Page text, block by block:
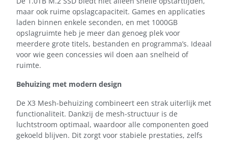
maar ook ruime opslagcapaciteit. Games en applicaties
laden binnen enkele seconden, en met 1000GB
opslagruimte heb je meer dan genoeg plek voor
meerdere grote titels, bestanden en programma’s. Ideaal
voor wie geen concessies wil doen aan snelheid of
ruimte.
Behuizing met modern design
De X3 Mesh-behuizing combineert een strak uiterlijk met
functionaliteit. Dankzij de mesh-structuur is de
luchtstroom optimaal, waardoor alle componenten goed
gekoeld blijven. Dit zorgt voor stabiele prestaties, zelfs